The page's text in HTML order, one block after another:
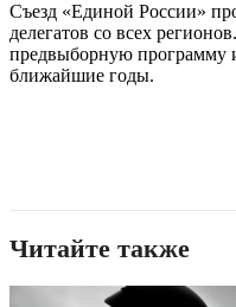
Съезд «Единой России»
делегатов со всех
предвыборную программу
ближайшие годы.
Читайте также